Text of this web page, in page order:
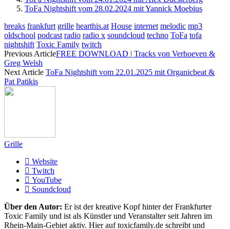
ToFa Nightshift vom 28.02.2024 mit Yannick Moebius
breaks frankfurt grille hearthis.at House internet melodic mp3
oldschool podcast radio radio x soundcloud techno ToFa tofa
nightshift Toxic Family twitch
Previous ArticleFREE DOWNLOAD | Tracks von Verhoeven &
Greg Welsh
Next Article ToFa Nightshift vom 22.01.2025 mit Organicbeat &
Pat Patikis
Grille
Website
Twitch
YouTube
Soundcloud
Über den Autor: Er ist der kreative Kopf hinter der Frankfurter
Toxic Family und ist als Künstler und Veranstalter seit Jahren im
Rhein-Main-Gebiet aktiv. Hier auf toxicfamily.de schreibt und